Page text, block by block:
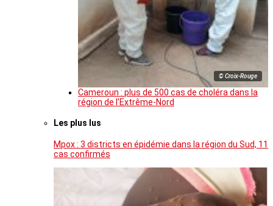
© Croix-Rouge
Cameroun : plus de 500 cas de choléra dans la
région de l’Extrême-Nord
Les plus lus
Mpox : 3 districts en épidémie dans la région du Sud, 11
cas confirmés